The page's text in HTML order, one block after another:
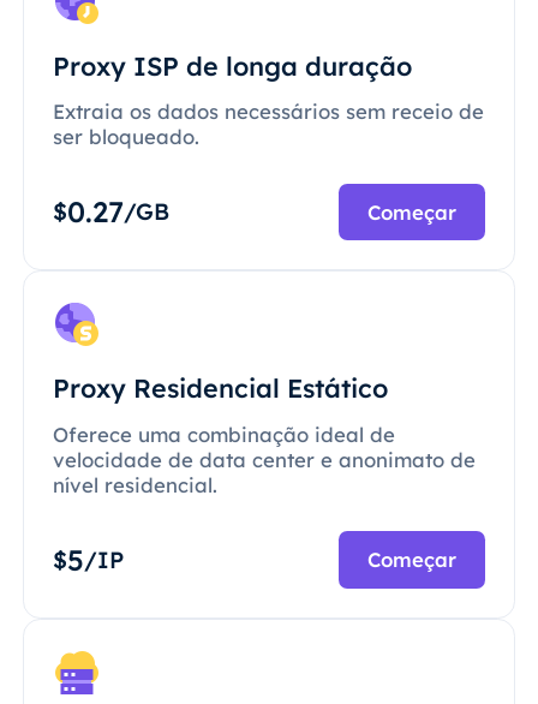
Proxy ISP de longa duração
Extraia os dados necessários sem receio de
ser bloqueado.
$0.27/GB Começar
Proxy Residencial Estático
Oferece uma combinação ideal de
velocidade de data center e anonimato de
nível residencial.
$5/IP Começar